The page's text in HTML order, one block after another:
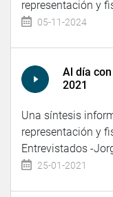
representación y
05-11-2024
Al día
2021
Una síntesis
representación y
Entrevistados -
25-01-2021